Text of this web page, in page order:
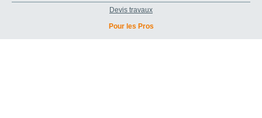
Devis travaux
Pour les Pros